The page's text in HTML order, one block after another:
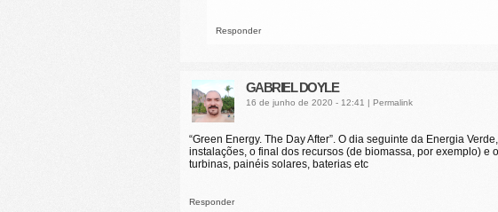
Responder
GABRIEL DOYLE
16 de junho de 2020 - 12:41 | Permalink
“Green Energy. The Day After”. O dia seguinte da Energia
instalações, o final dos recursos (de biomassa, por exemplo) e
turbinas, painéis solares, baterias etc
Responder